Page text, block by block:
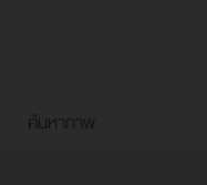
ค้นหาภาพ